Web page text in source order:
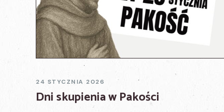
24 STYCZNIA 2026
Dni skupienia w Pakości